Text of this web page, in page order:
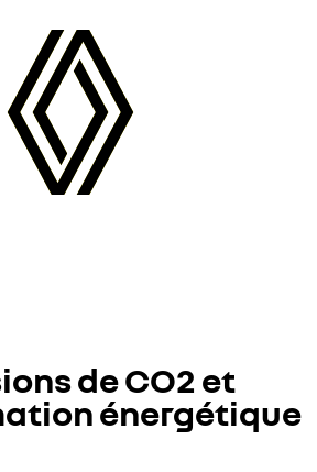
de CO2 et
énergétique